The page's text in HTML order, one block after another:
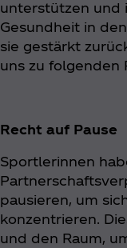
unterstützen und
Gesundheit in
sie gestärkt
uns zu folgenden
Recht auf Pause
Sportlerinnen
pausieren, um
konzentrieren.
und den Raum,